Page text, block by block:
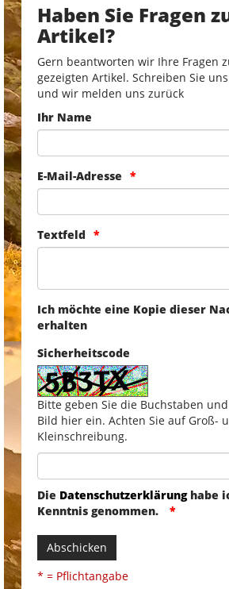
Haben Sie Fragen
Artikel?
Gern beantworten wir Ihre Fragen
gezeigten Artikel. Schreiben Sie
und wir melden uns zurück
Ihr Name
E-Mail-Adresse
Textfeld
Ich möchte eine Kopie dieser
erhalten
Sicherheitscode
Bitte geben Sie die Buchstaben
Bild hier ein. Achten Sie auf Groß-
Kleinschreibung.
Die Datenschutzerklärunghabe
Kenntnis genommen.
Abschicken
* = Pflichtangabe